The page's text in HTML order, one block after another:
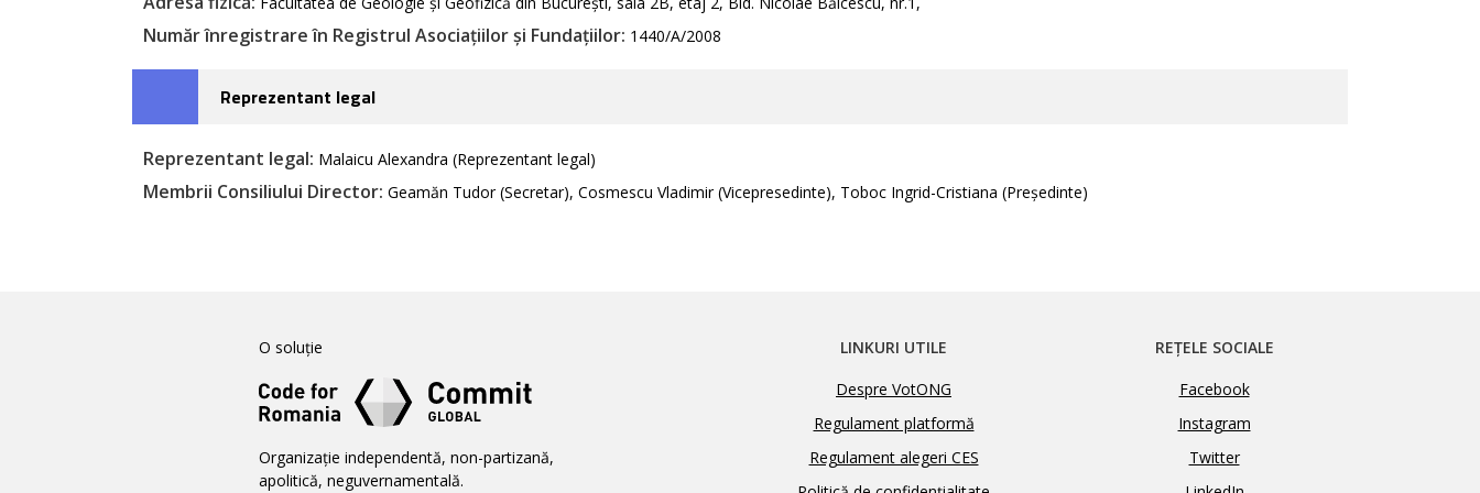
Număr înregistrare în Registrul Asociațiilor și Fundațiilor: 1440/A/2008
Reprezentant legal
Reprezentant legal: Malaicu Alexandra (Reprezentant legal)
Membrii Consiliului Director: Geamăn Tudor (Secretar), Cosmescu Vladimir (Vicepresedinte), Toboc Ingrid-Cristiana (Președinte)
O soluție
Organizație independentă, non-partizană,
apolitică, neguvernamentală.
LINKURI UTILE
Despre VotONG
Regulament platformă
Regulament alegeri CES
REȚELE SOCIALE
Facebook
Instagram
Twitter